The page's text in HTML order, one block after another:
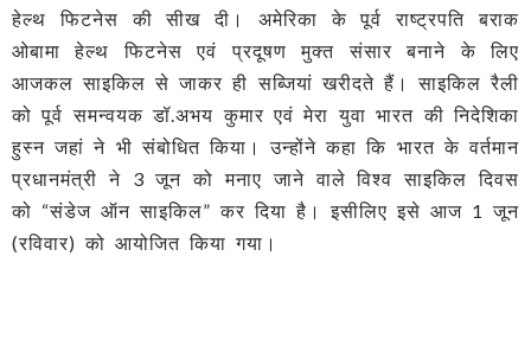
हेल्थ फिटनेस की सीख दी। अमेरिका के पूर्व राष्ट्रपति बराक
ओबामा हेल्थ फिटनेस एवं प्रदूषण मुक्त संसार बनाने के लिए
आजकल साइकिल से जाकर ही सब्जियां खरीदते हैं। साइकिल रैली
को पूर्व समन्वयक डॉ.अभय कुमार एवं मेरा युवा भारत की निदेशिका
हुस्न जहां ने भी संबोधित किया। उन्होंने कहा कि भारत के वर्तमान
प्रधानमंत्री ने 3 जून को मनाए जाने वाले विश्व साइकिल दिवस
को “संडेज ऑन साइकिल” कर दिया है। इसीलिए इसे आज 1 जून
(रविवार) को आयोजित किया गया।